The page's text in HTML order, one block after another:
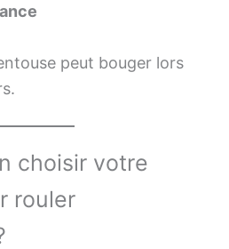
peut bouger lors
choisir votre
rouler